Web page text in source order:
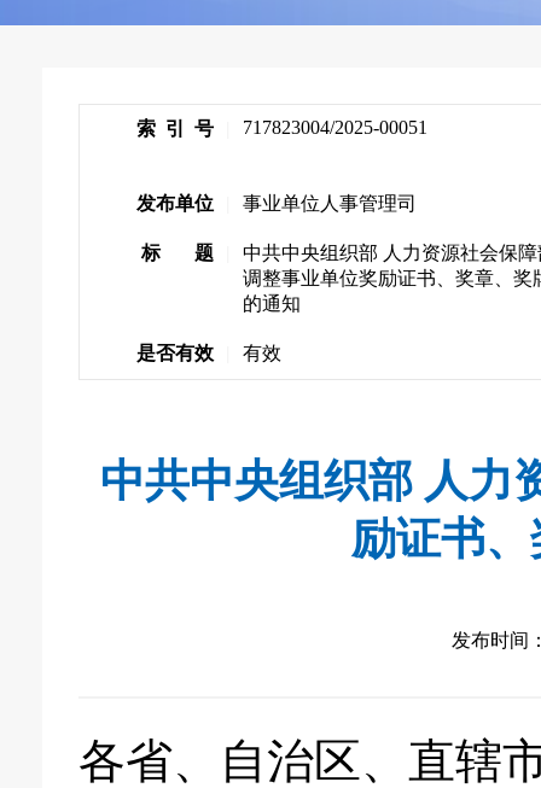
索 引 号 717823004/2025-00051
发布单位 事业单位人事管理司
标 题
中共中央组织部 人力资源社会保
调整事业单位奖励证书、奖章、奖
的通知
是否有效 有效
中共中央组织部 人力
励证书
发布时间
各省、自治区、直辖